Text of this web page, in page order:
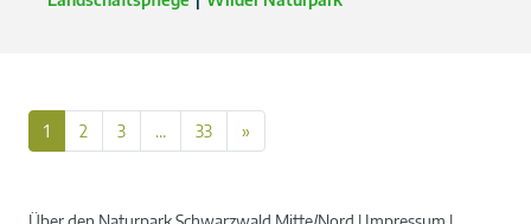
1 2 3 … 33 »